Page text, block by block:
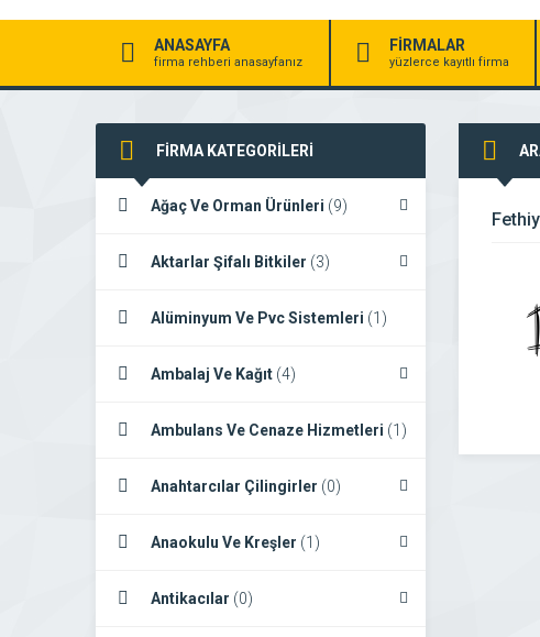
ANASAYFA
firma rehberi anasayfanız
FİRMALAR
yüzlerce kayıtlı firma
FİRMA KATEGORİLERİ
Ağaç Ve Orman Ürünleri (9)
Aktarlar Şifalı Bitkiler (3)
Alüminyum Ve Pvc Sistemleri (1)
Ambalaj Ve Kağıt (4)
Ambulans Ve Cenaze Hizmetleri (1)
Anahtarcılar Çilingirler (0)
Anaokulu Ve Kreşler (1)
Antikacılar (0)